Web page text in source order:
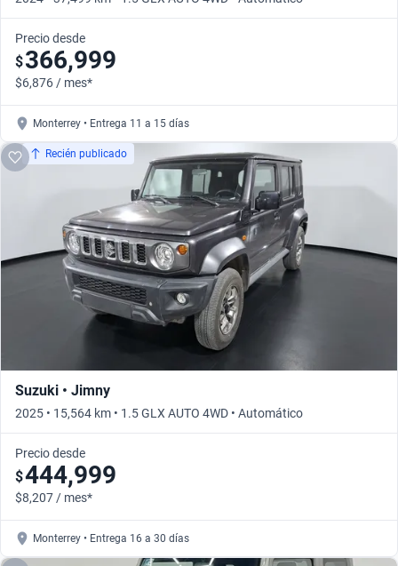
Precio desde
$366,999
$6,876 / mes*
Monterrey • Entrega 11 a 15 días
Recién publicado
Suzuki • Jimny
2025 • 15,564 km • 1.5 GLX AUTO 4WD • Automático
Precio desde
$444,999
$8,207 / mes*
Monterrey • Entrega 16 a 30 días